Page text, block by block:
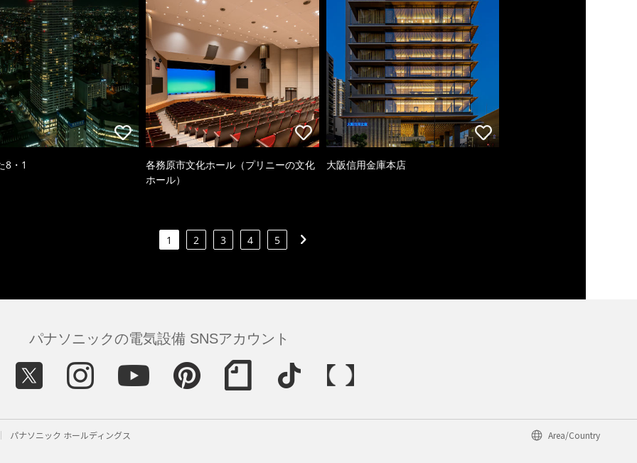
8・1
各務原市文化ホール（プリニーの文化
ホール）
大阪信用金庫本店
1 2 3 4 5
パナソニックの電気設備 SNSアカウント
パナソニック ホールディングス Area/Country